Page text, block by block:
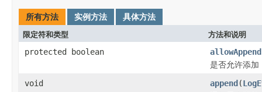
所有方法 实例方法 具体方法
限定符和类型 方法和说明
protected boolean allowAppend
是否允许添加
void
append(